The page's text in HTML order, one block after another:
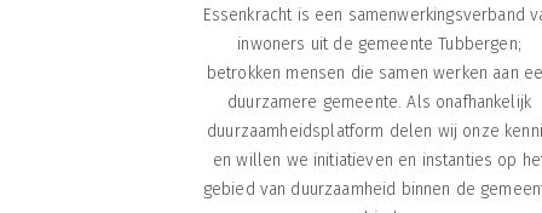
Essenkracht is een samenwerkingsverband
inwoners uit de gemeente Tubbergen;
betrokken mensen die samen werken aan
duurzamere gemeente. Als onafhankelijk
duurzaamheidsplatform delen wij onze
en willen we initiatieven en instanties op
gebied van duurzaamheid binnen de